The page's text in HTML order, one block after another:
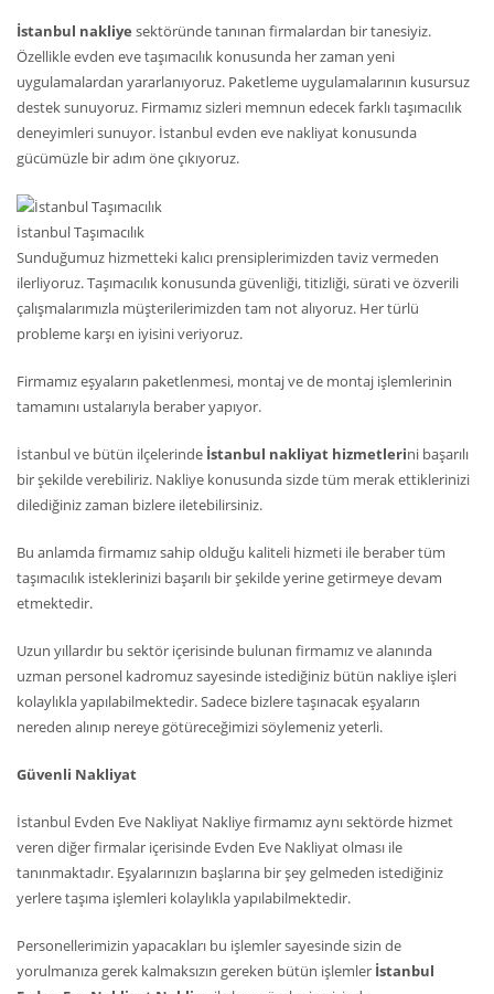
İstanbul nakliye sektöründe tanınan firmalardan bir tanesiyiz.
Özellikle evden eve taşımacılık konusunda her zaman yeni
uygulamalardan yararlanıyoruz. Paketleme uygulamalarının kusursuz
destek sunuyoruz. Firmamız sizleri memnun edecek farklı taşımacılık
deneyimleri sunuyor. İstanbul evden eve nakliyat konusunda
gücümüzle bir adım öne çıkıyoruz.
İstanbul Taşımacılık
Sunduğumuz hizmetteki kalıcı prensiplerimizden taviz vermeden
ilerliyoruz. Taşımacılık konusunda güvenliği, titizliği, sürati ve özverili
çalışmalarımızla müşterilerimizden tam not alıyoruz. Her türlü
probleme karşı en iyisini veriyoruz.
Firmamız eşyaların paketlenmesi, montaj ve de montaj işlemlerinin
tamamını ustalarıyla beraber yapıyor.
İstanbul ve bütün ilçelerinde İstanbul nakliyat hizmetlerini başarılı
bir şekilde verebiliriz. Nakliye konusunda sizde tüm merak ettiklerinizi
dilediğiniz zaman bizlere iletebilirsiniz.
Bu anlamda firmamız sahip olduğu kaliteli hizmeti ile beraber tüm
taşımacılık isteklerinizi başarılı bir şekilde yerine getirmeye devam
etmektedir.
Uzun yıllardır bu sektör içerisinde bulunan firmamız ve alanında
uzman personel kadromuz sayesinde istediğiniz bütün nakliye işleri
kolaylıkla yapılabilmektedir. Sadece bizlere taşınacak eşyaların
nereden alınıp nereye götüreceğimizi söylemeniz yeterli.
Güvenli Nakliyat
İstanbul Evden Eve Nakliyat Nakliye firmamız aynı sektörde hizmet
veren diğer firmalar içerisinde Evden Eve Nakliyat olması ile
tanınmaktadır. Eşyalarınızın başlarına bir şey gelmeden istediğiniz
yerlere taşıma işlemleri kolaylıkla yapılabilmektedir.
Personellerimizin yapacakları bu işlemler sayesinde sizin de
yorulmanıza gerek kalmaksızın gereken bütün işlemler İstanbul